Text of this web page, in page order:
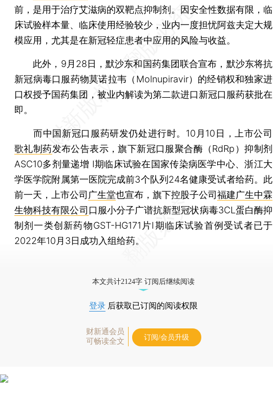
前，是用于治疗艾滋病的双靶点抑制剂。因安全性数据有限，临
床试验样本量、临床使用经验较少，业内一度担忧阿兹夫定大规
模应用，尤其是在新冠轻症患者中应用的风险与收益。
此外，9月28日，默沙东和国药集团联合宣布，默沙东将抗
新冠病毒口服药物莫诺拉韦（Molnupiravir）的经销权和独家进
口权授予国药集团，被业内解读为第二款进口新冠口服药获批在
即。
而中国新冠口服药研发仍处进行时。10月10日，上市公司
歌礼制药发布公告表示，旗下新冠口服聚合酶（RdRp）抑制剂
ASC10多剂量递增 I期临床试验在国家传染病医学中心、浙江大
学医学院附属第一医院完成前3个队列24名健康受试者给药。此
前一天，上市公司 广生堂也宣布，旗下控股子公司福建广生中霖
生物科技有限公司 口服小分子广谱抗新型冠状病毒3CL蛋白酶抑
制剂一类创新药物GST-HG171片Ⅰ期临床试验首例受试者已于
2022年10月3日成功入组给药。
本文共计2124字 订阅后继续阅读
登录 后获取已订阅的阅读权限
财新通会员
可畅读全文
订阅/会员升级